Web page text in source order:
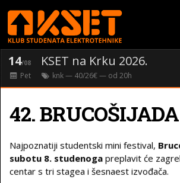
14/08 KSET na Krku 2026.
Pet knk— 40/26€ — od 20h
42.
Najpoznatiji studentski mini festival,
subotu 8. studenoga preplavit će
centar s tri stagea i šesnaest izvođača.